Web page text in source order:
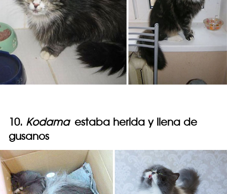
10. Kodama estaba herida y llena de
gusanos